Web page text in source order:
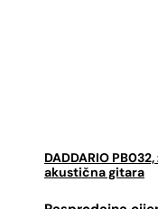
DADDARIO
akustična gitara